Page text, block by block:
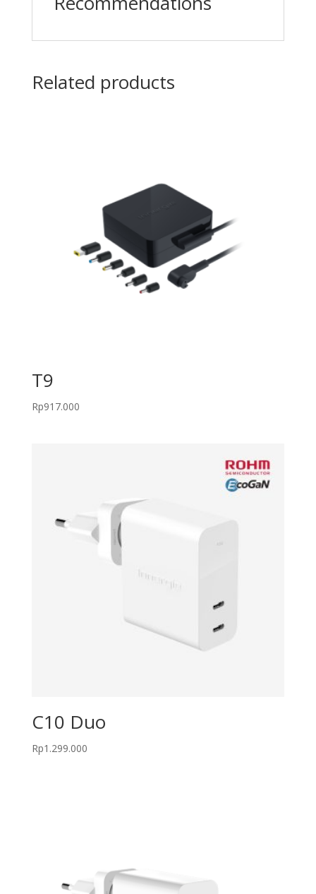
Related products
T9
Rp917.000
C10 Duo
Rp1.299.000